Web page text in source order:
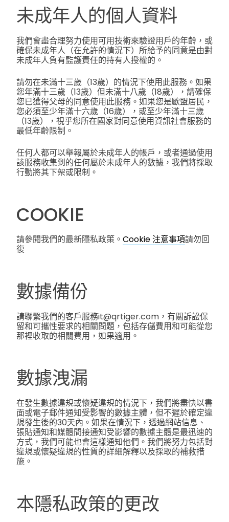
未成年人的個人資料
我們會盡合理努力使用可用技術來驗證用戶的年齡，或
確保未成年人（在允許的情況下）所給予的同意是由對
未成年人負有監護責任的持有人授權的。
請勿在未滿十三歲（13歲）的情況下使用此服務。如果
您年滿十三歲（13歲）但未滿十八歲（18歲），請確保
您已獲得父母的同意使用此服務。如果您是歐盟居民，
您必須至少年滿十六歲（16歲），或至少年滿十三歲
（13歲），視乎您所在國家對同意使用資訊社會服務的
最低年齡限制。
任何人都可以舉報屬於未成年人的帳戶，或者通過使用
該服務收集到的任何屬於未成年人的數據，我們將採取
行動將其下架或限制。
COOKIE
請參閱我們的最新隱私政策。 Cookie 注意事項請勿回
復
數據備份
請聯繫我們的客戶服務it@qrtiger.com，有關訴訟保
留和可攜性要求的相關問題，包括存儲費用和可能從您
那裡收取的相關費用，如果適用。
數據洩漏
在發生數據違規或懷疑違規的情況下，我們將盡快以書
面或電子郵件通知受影響的數據主體，但不遲於確定違
規發生後的30天內。如果在情況下，透過網站信息、
張貼通知和媒體間接通知受影響的數據主體是最迅速的
方式，我們可能也會這樣通知他們。我們將努力包括對
違規或懷疑違規的性質的詳細解釋以及採取的補救措
施。
本隱私政策的更改